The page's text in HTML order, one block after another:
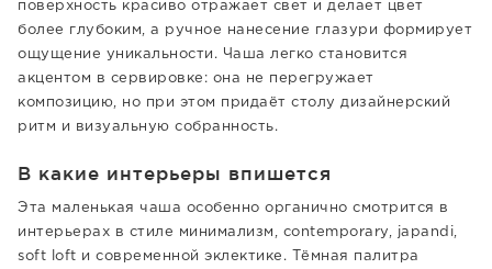
поверхность красиво отражает свет и делает цвет
более глубоким, а ручное нанесение глазури формирует
ощущение уникальности. Чаша легко становится
акцентом в сервировке: она не перегружает
композицию, но при этом придаёт столу дизайнерский
ритм и визуальную собранность.
В какие интерьеры впишется
Эта маленькая чаша особенно органично смотрится в
интерьерах в стиле минимализм, contemporary, japandi,
soft loft и современной эклектике. Тёмная палитра